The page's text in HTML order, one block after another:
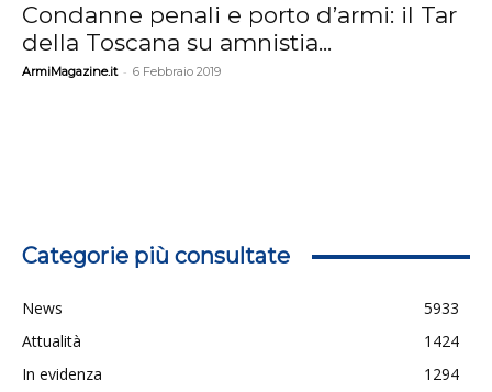
Condanne penali e porto d’armi: il Tar
della Toscana su amnistia...
ArmiMagazine.it - 6 Febbraio 2019
Categorie più consultate
News
5933
Attualità
1424
In evidenza
1294